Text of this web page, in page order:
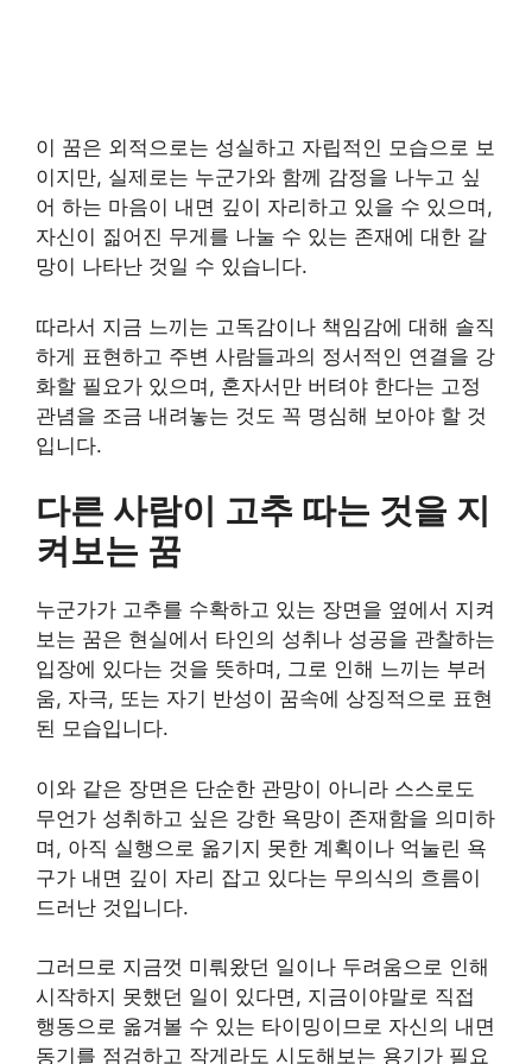
이 꿈은 외적으로는 성실하고 자립적인 모습으로 보
이지만, 실제로는 누군가와 함께 감정을 나누고 싶
어 하는 마음이 내면 깊이 자리하고 있을 수 있으며,
자신이 짊어진 무게를 나눌 수 있는 존재에 대한 갈
망이 나타난 것일 수 있습니다.
따라서 지금 느끼는 고독감이나 책임감에 대해 솔직
하게 표현하고 주변 사람들과의 정서적인 연결을 강
화할 필요가 있으며, 혼자서만 버텨야 한다는 고정
관념을 조금 내려놓는 것도 꼭 명심해 보아야 할 것
입니다.
다른 사람이 고추 따는 것을 지
켜보는 꿈
누군가가 고추를 수확하고 있는 장면을 옆에서 지켜
보는 꿈은 현실에서 타인의 성취나 성공을 관찰하는
입장에 있다는 것을 뜻하며, 그로 인해 느끼는 부러
움, 자극, 또는 자기 반성이 꿈속에 상징적으로 표현
된 모습입니다.
이와 같은 장면은 단순한 관망이 아니라 스스로도
무언가 성취하고 싶은 강한 욕망이 존재함을 의미하
며, 아직 실행으로 옮기지 못한 계획이나 억눌린 욕
구가 내면 깊이 자리 잡고 있다는 무의식의 흐름이
드러난 것입니다.
그러므로 지금껏 미뤄왔던 일이나 두려움으로 인해
시작하지 못했던 일이 있다면, 지금이야말로 직접
행동으로 옮겨볼 수 있는 타이밍이므로 자신의 내면
동기를 점검하고 작게라도 시도해보는 용기가 필요